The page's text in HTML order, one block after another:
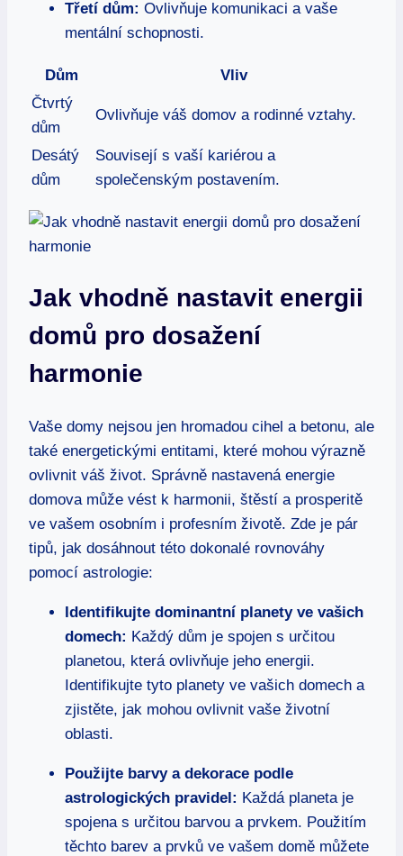
Třetí dům: ‍Ovlivňuje⁢ komunikaci ⁤a vaše
mentální ⁣schopnosti.
Dům
Vliv
Čtvrtý
⁢dům
Ovlivňuje⁢ váš domov a rodinné vztahy.
Desátý⁣
dům
Souvisejí s vaší ⁤kariérou a
⁢společenským postavením.
Jak vhodně nastavit energii
domů pro dosažení
⁣harmonie
Vaše domy nejsou jen hromadou cihel⁢ a ⁤betonu, ale
také energetickými entitami, ‌které ‍mohou výrazně
‍ovlivnit váš ⁢život. Správně ‍nastavená energie
domova může vést k harmonii, štěstí a prosperitě
ve⁤ vašem osobním i profesním životě. Zde je pár
tipů, jak dosáhnout této‌ dokonalé rovnováhy
⁢pomocí astrologie:
Identifikujte dominantní ​planety ⁢ve vašich
domech: Každý ⁢dům je spojen s určitou
planetou, která ⁢ovlivňuje jeho energii.
Identifikujte tyto planety‌ ve vašich​ domech a
zjistěte, jak mohou ovlivnit vaše životní
⁢oblasti.
Použijte barvy a dekorace podle
astrologických pravidel: Každá planeta je
spojena ‍s⁣ určitou ‌barvou a ‌prvkem. Použitím
těchto barev a prvků ve vašem domě můžete